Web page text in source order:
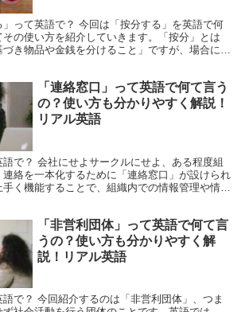
」って英語で？ 今回は「按分する」を英語で何
その使い方を紹介していきます。「按分」とは
づき物品や金銭を分けること」ですが、場合によ
「連絡窓口」って英語で何て言う
の？使い方も分かりやすく解説！
リアル英語
語で？ 会社にせよサークルにせよ、ある程度組
絡を一本化するために「連絡窓口」が設けられ
く機能することで、組織内での情報管理や情報
「非営利団体」って英語で何て言
うの？使い方も分かりやすく解
説！リアル英語
語で？ 今回紹介するのは「非営利団体」、つま